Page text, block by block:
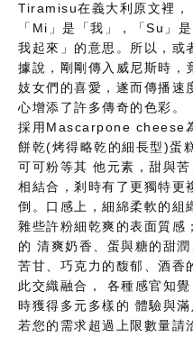
Tiramisu在義大利原文裡，
「Mi」是「我」，「Su」
我起來」的意思。所以，或
據說，剛剛傳入威尼斯時，
妓女們的喜愛，遂而傳播速
心增添了許多傳奇的色彩。
採用Mascarpone cheese
餅乾(烤得略乾的細長型)蛋
可可粉等其 他元素，甜與
相結合，剎時有了更獨特更
倒。口感上，細綿柔軟的組
雜些許粉細乾爽的表面質
的 清爽奶香、蛋與糖的甜
苦甘、巧克力的馥郁、酒香
此交織融合， 各種感官知
時獲得多元多樣的 體驗與滿
若您的需求超過上限數量請